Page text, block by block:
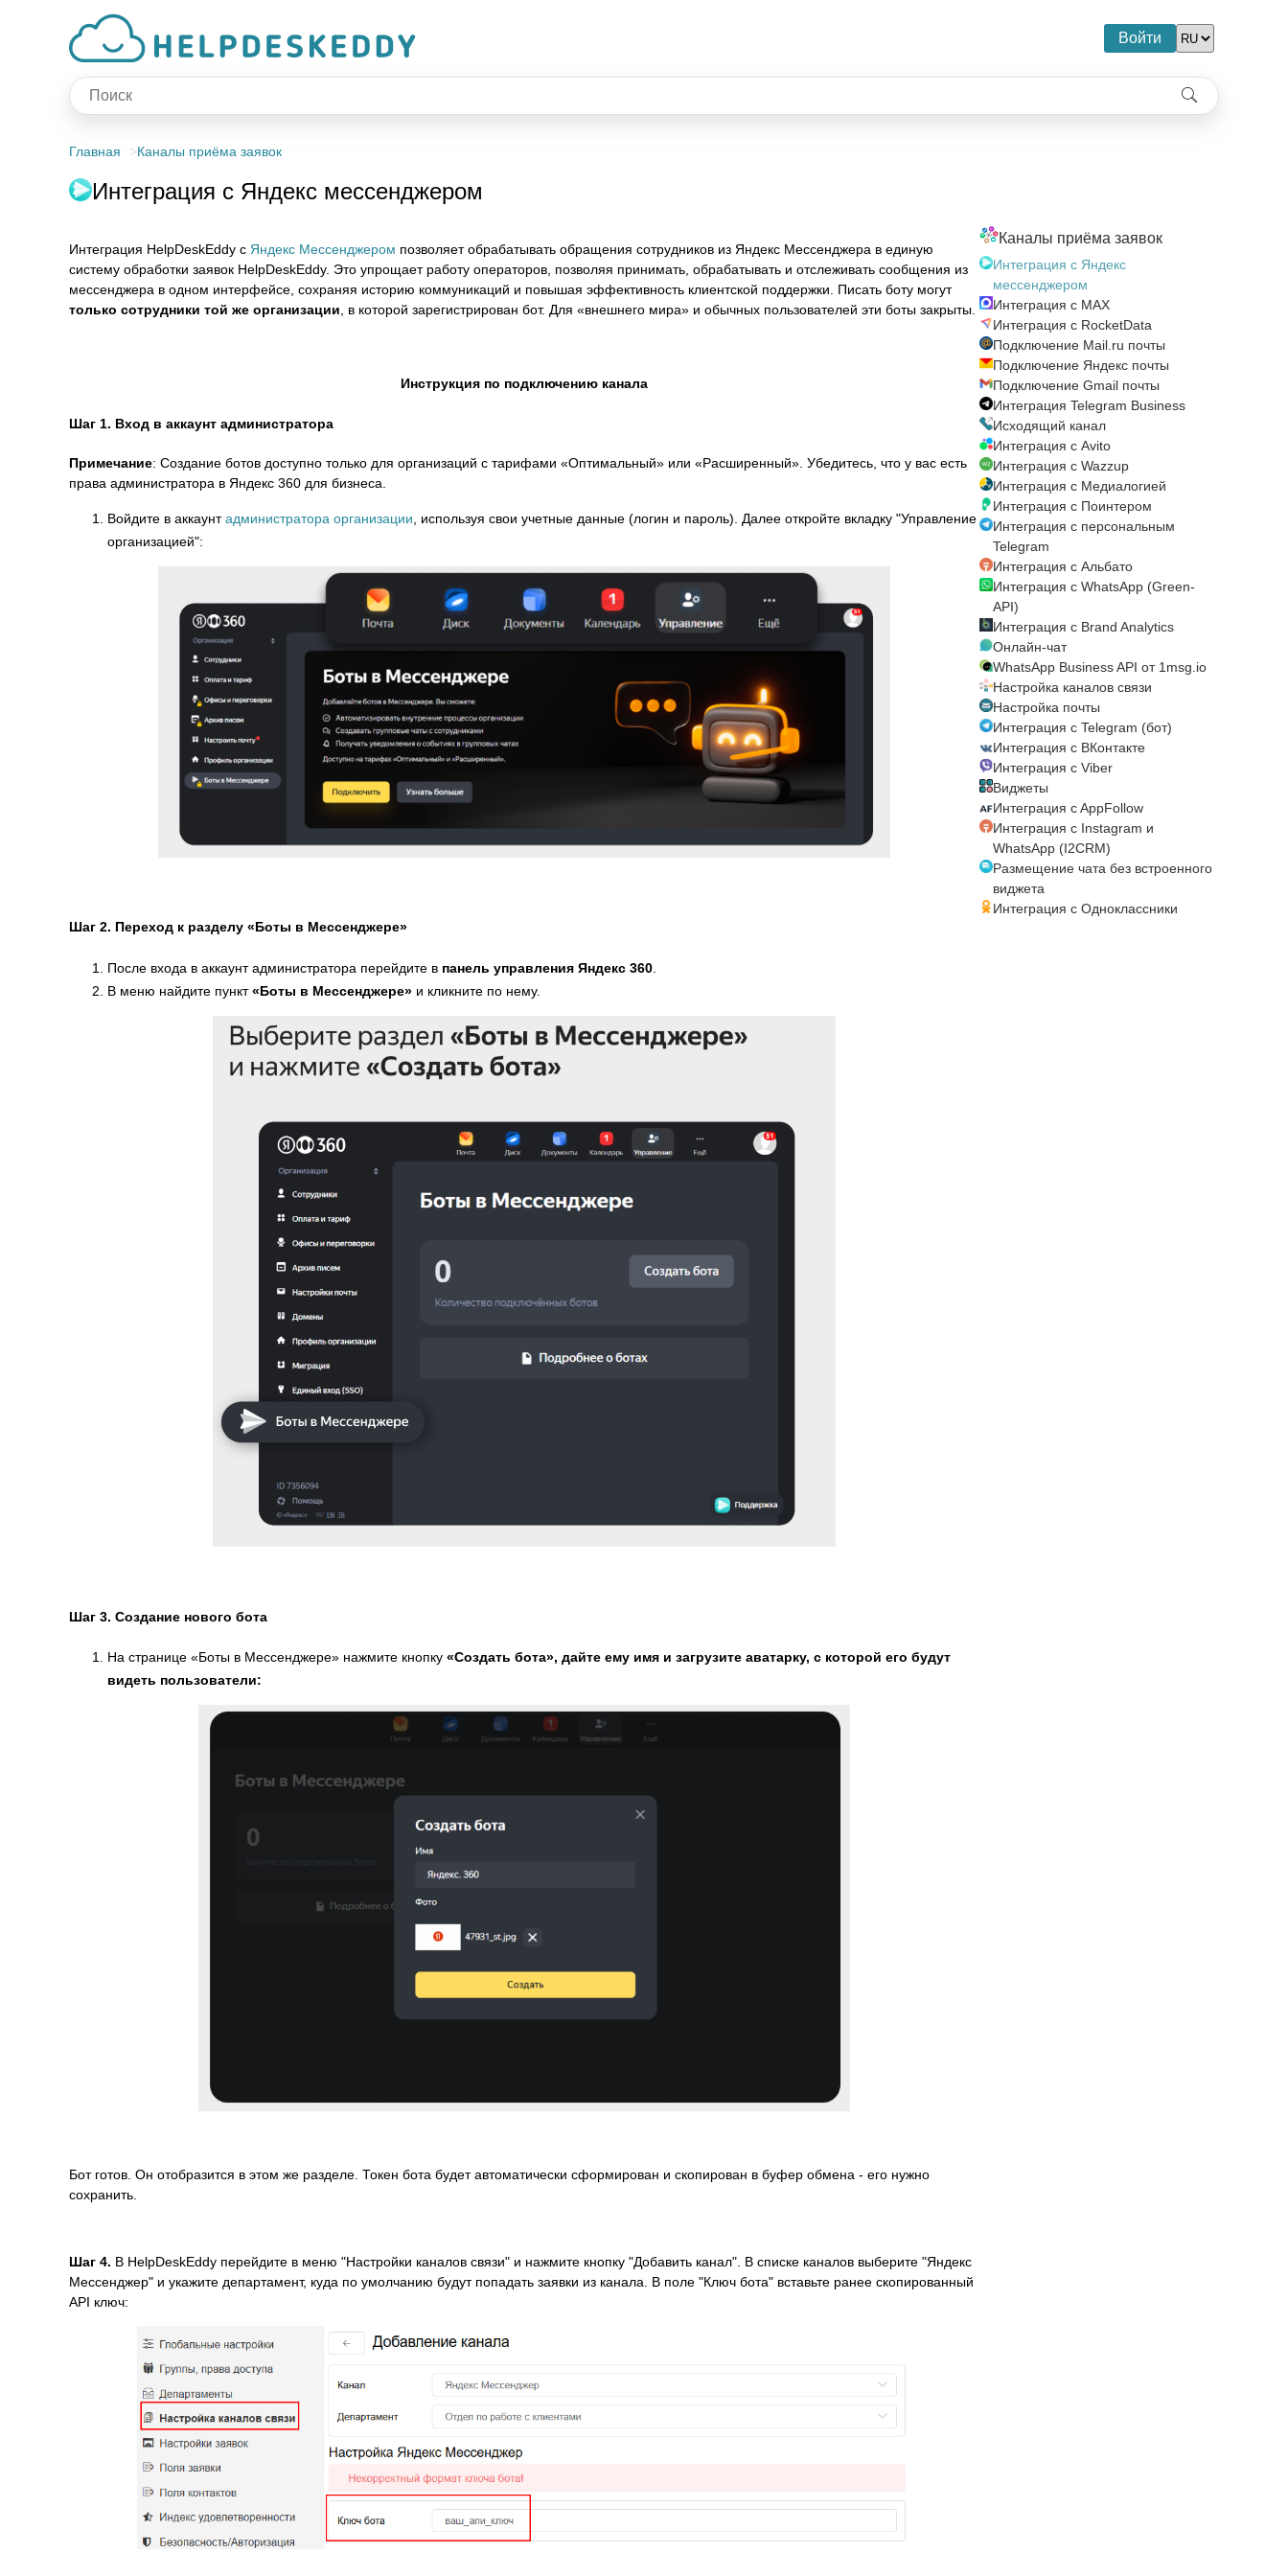
Войти
Главная Каналы приёма заявок
Интеграция с Яндекс мессенджером
Интеграция HelpDeskEddy с Яндекс Мессенджером позволяет обрабатывать обращения сотрудников из Яндекс Мессенджера в единую
систему обработки заявок HelpDeskEddy. Это упрощает работу операторов, позволяя принимать, обрабатывать и отслеживать сообщения из
мессенджера в одном интерфейсе, сохраняя историю коммуникаций и повышая эффективность клиентской поддержки. Писать боту могут
только сотрудники той же организации , в которой зарегистрирован бот. Для «внешнего мира» и обычных пользователей эти боты закрыты.
Инструкция по подключению канала
Шаг 1. Вход в аккаунт администратора
Примечание: Создание ботов доступно только для организаций с тарифами «Оптимальный» или «Расширенный». Убедитесь, что у вас есть
права администратора в Яндекс 360 для бизнеса.
Войдите в аккаунтадминистратора организации , используя свои учетные данные (логин и пароль). Далее откройте вкладку "Управление
организацией":
Шаг 2. Переход к разделу «Боты в Мессенджере»
После входа в аккаунт администратора перейдите в панель управления Яндекс 360
В меню найдите пункт«Боты в Мессенджере» и кликните по нему.
Шаг 3. Создание нового бота
На странице «Боты в Мессенджере» нажмите кнопку «Создать бота», дайте ему имя и загрузите аватарку, с которой его будут
видеть пользователи:
Бот готов. Он отобразится в этом же разделе. Токен бота будет автоматически сформирован и скопирован в буфер обмена - его нужно
сохранить.
Шаг 4. В HelpDeskEddy перейдите в меню "Настройки каналов связи" и нажмите кнопку "Добавить канал". В списке каналов выберите "Яндекс
Мессенджер" и укажите департамент, куда по умолчанию будут попадать заявки из канала. В поле "Ключ бота" вставьте ранее скопированный
API ключ:
Каналы приёма заявок
Интеграция с Яндекс
мессенджером
Интеграция с MAX
Интеграция с RocketData
Подключение Mail.ru почты
Подключение Яндекс почты
Подключение Gmail почты
Интеграция Telegram Business
Исходящий канал
Интеграция с Avito
Интеграция с Wazzup
Интеграция с Медиалогией
Интеграция с Поинтером
Интеграция с персональным
Telegram
Интеграция с Альбато
Интеграция с WhatsApp (Green-
API)
Интеграция с Brand Analytics
Онлайн-чат
WhatsApp Business API от 1msg.io
Настройка каналов связи
Настройка почты
Интеграция с Telegram (бот)
Интеграция c ВКонтакте
Интеграция с Viber
Виджеты
Интеграция c AppFollow
Интеграция с Instagram и
WhatsApp (I2CRM)
Размещение чата без встроенного
виджета
Интеграция с Одноклассники